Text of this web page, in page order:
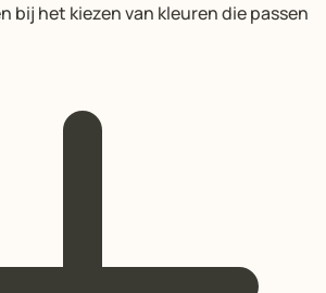
bij het kiezen van kleuren die passen